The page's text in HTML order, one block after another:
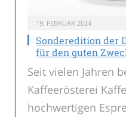
19. FEBRUAR 2024
Sonderedition der
für den guten
Seit vielen Jahren
Kaffeerösterei
hochwertigen